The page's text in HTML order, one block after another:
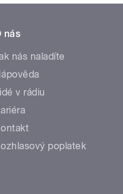
nás
nás naladíte
v rádiu
poplatek